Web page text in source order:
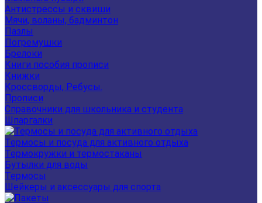
Антистрессы и сквиши
Мячи, воланы, бадминтон
Пазлы
Погремушки
Брелоки
Книги пособия прописи
Книжки
Кроссворды, Ребусы.
Прописи
Справочники для школьника и студента
Шпаргалки
Термосы и посуда для активного отдыха
Термокружки и термостаканы
Бутылки для воды
Термосы
Шейкеры и аксессуары для спорта